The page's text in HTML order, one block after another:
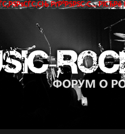
РґР°РЅРЅС‹С…